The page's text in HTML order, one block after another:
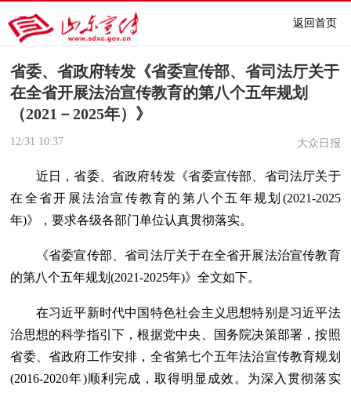
返回首页
省委、省政府转发《省委宣传部、省司法厅关于
在全省开展法治宣传教育的第八个五年规划
（2021－2025年）》
12/31 10:37 大众日报
近日，省委、省政府转发《省委宣传部、省司法厅关于
在全省开展法治宣传教育的第八个五年规划(2021-2025
年)》，要求各级各部门单位认真贯彻落实。
《省委宣传部、省司法厅关于在全省开展法治宣传教育
的第八个五年规划(2021-2025年)》全文如下。
在习近平新时代中国特色社会主义思想特别是习近平法
治思想的科学指引下，根据党中央、国务院决策部署，按照
省委、省政府工作安排，全省第七个五年法治宣传教育规划
(2016-2020年)顺利完成，取得明显成效。为深入贯彻落实